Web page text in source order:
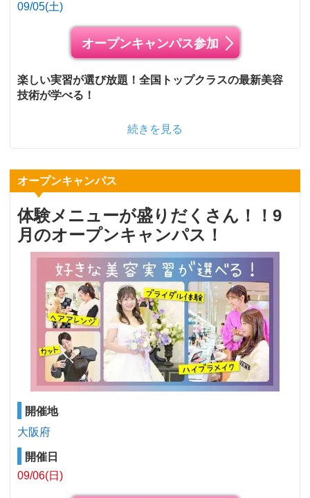
09/05(土)
オープンキャンパス参加
楽しい実習が選び放題！全国トップクラスの最新美容
技術が学べる！
続きを見る
オープンキャンパス
体験メニューが盛りだくさん！！9
月のオープンキャンパス！
開催地
大阪府
開催日
09/06(日)